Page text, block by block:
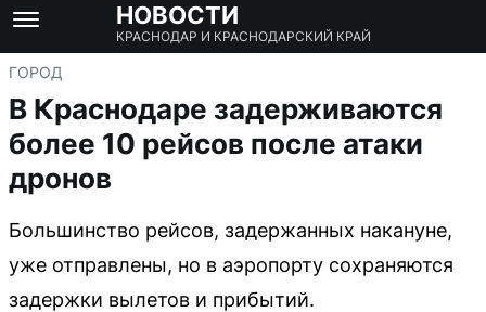
НОВОСТИ
КРАСНОДАР И КРАСНОДАРСКИЙ КРАЙ
ГОРОД
В Краснодаре задерживаются
более 10 рейсов после атаки
дронов
Большинство рейсов, задержанных накануне,
уже отправлены, но в аэропорту сохраняются
задержки вылетов и прибытий.